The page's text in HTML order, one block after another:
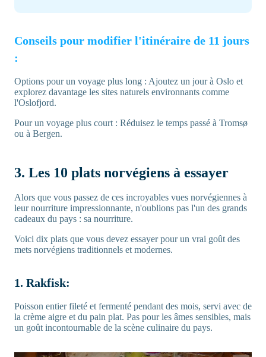
Conseils pour modifier l'itinéraire de 11 jours
:
Options pour un voyage plus long : Ajoutez un jour à Oslo et
explorez davantage les sites naturels environnants comme
l'Oslofjord.
Pour un voyage plus court : Réduisez le temps passé à Tromsø
ou à Bergen.
3. Les 10 plats norvégiens à essayer
Alors que vous passez de ces incroyables vues norvégiennes à
leur nourriture impressionnante, n'oublions pas l'un des grands
cadeaux du pays : sa nourriture.
Voici dix plats que vous devez essayer pour un vrai goût des
mets norvégiens traditionnels et modernes.
1. Rakfisk:
Poisson entier fileté et fermenté pendant des mois, servi avec de
la crème aigre et du pain plat. Pas pour les âmes sensibles, mais
un goût incontournable de la scène culinaire du pays.